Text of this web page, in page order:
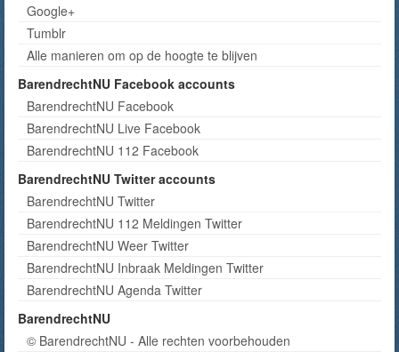
Google+
Tumblr
Alle manieren om op de hoogte te blijven
BarendrechtNU Facebook accounts
BarendrechtNU Facebook
BarendrechtNU Live Facebook
BarendrechtNU 112 Facebook
BarendrechtNU Twitter accounts
BarendrechtNU Twitter
BarendrechtNU 112 Meldingen Twitter
BarendrechtNU Weer Twitter
BarendrechtNU Inbraak Meldingen Twitter
BarendrechtNU Agenda Twitter
BarendrechtNU
© BarendrechtNU - Alle rechten voorbehouden